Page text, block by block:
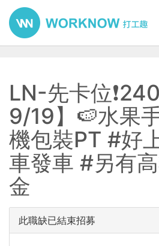
LN-先卡位
9/19】🍉水果
機包裝PT #好
車發車 #另有
金
此職缺已結束招募